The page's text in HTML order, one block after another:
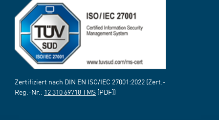
Zertifiziert nach DIN EN ISO/IEC 27001:2022 (Zert.-
Reg.-Nr.: 12 310 69718 TMS [PDF])